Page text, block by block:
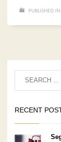
PUBLISHED IN
RECENT